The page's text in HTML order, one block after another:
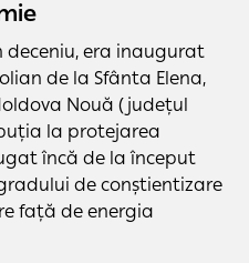
deceniu, era inaugurat
de la Sfânta Elena,
Nouă (județul
la protejarea
încă de la început
de conștientizare
față de energia